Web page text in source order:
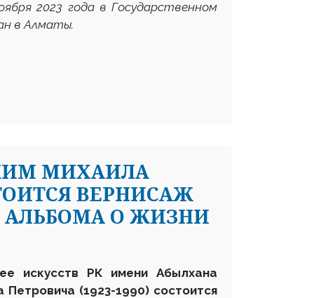
2023 года в Государственном
в Алматы.
МИХАИЛА
ВЕРНИСАЖ
АЛЬБОМА О ЖИЗНИ
искусств РК имени Абылхана
Петровича (1923-1990) состоится